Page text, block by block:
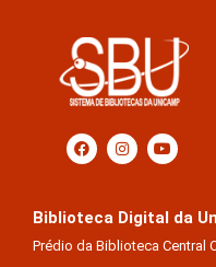
Biblioteca Digital da
Prédio da Biblioteca Central